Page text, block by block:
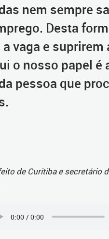
nem sempre
Desta
vaga e suprirem
o nosso papel é
pessoa que
de Curitiba e secretário